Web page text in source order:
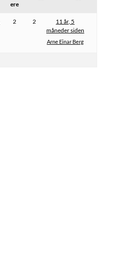
ere
2 2
11 år, 5
måneder siden
Arne Einar Berg